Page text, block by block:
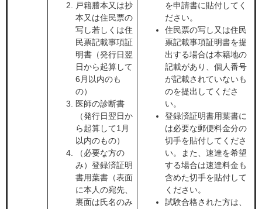
戸籍謄本又は抄
本又は住民票の
写し若しくは住
民票記載事項証
明書（発行日翌
日から起算して
6月以内のも
の）
医師の診断書
（発行日翌日か
ら起算して1月
以内のもの）
（必要な方の
み）登録済証明
書用葉書（表面
に本人の宛先、
裏面は氏名のみ
を申請書に貼付してく
ださい。
住民票の写し又は住民
票記載事項証明書を提
出する場合は本籍地の
記載があり、個人番号
が記載されていないも
のを提出してくださ
い。
登録済証明書用葉書に
は必要な郵便料金分の
切手を貼付してくださ
い。また、速達を希望
する場合は速達料金も
含めた切手を貼付して
ください。
試験合格された方は、